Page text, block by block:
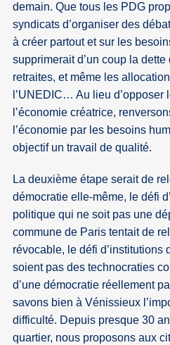
demain. Que tous les PDG
syndicats d’organiser des
à créer partout et sur les
supprimerait d’un coup la
retraites, et même les
l’UNEDIC… Au lieu d’opposer
l’économie créatrice,
l’économie par les besoins
objectif un travail de qualité.
La deuxième étape serait de
démocratie elle-même, le défi
politique qui ne soit pas une
commune de Paris tentait de
révocable, le défi d’institutions
soient pas des technocraties
d’une démocratie réellement
savons bien à Vénissieux
difficulté. Depuis presque 30
quartier, nous proposons aux